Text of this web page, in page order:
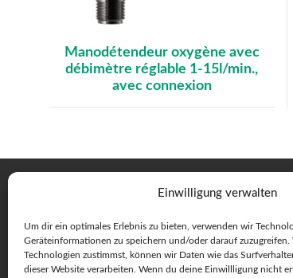
Einwilligung verwalten
Um dir ein optimales Erlebnis zu bieten, verwenden wir
Geräteinformationen zu speichern und/oder darauf zuzugreifen.
Technologien zustimmst, können wir Daten wie das
dieser Website verarbeiten. Wenn du deine Einwillligung nicht
Manodétendeur oxygène avec
débimètre réglable 1-15l/min.,
avec connexion